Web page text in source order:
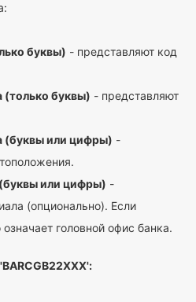
буквы) - представляют код
буквы) - представляют
(буквы или цифры) -
или цифры) -
(опционально). Если
означает головной офис банка.